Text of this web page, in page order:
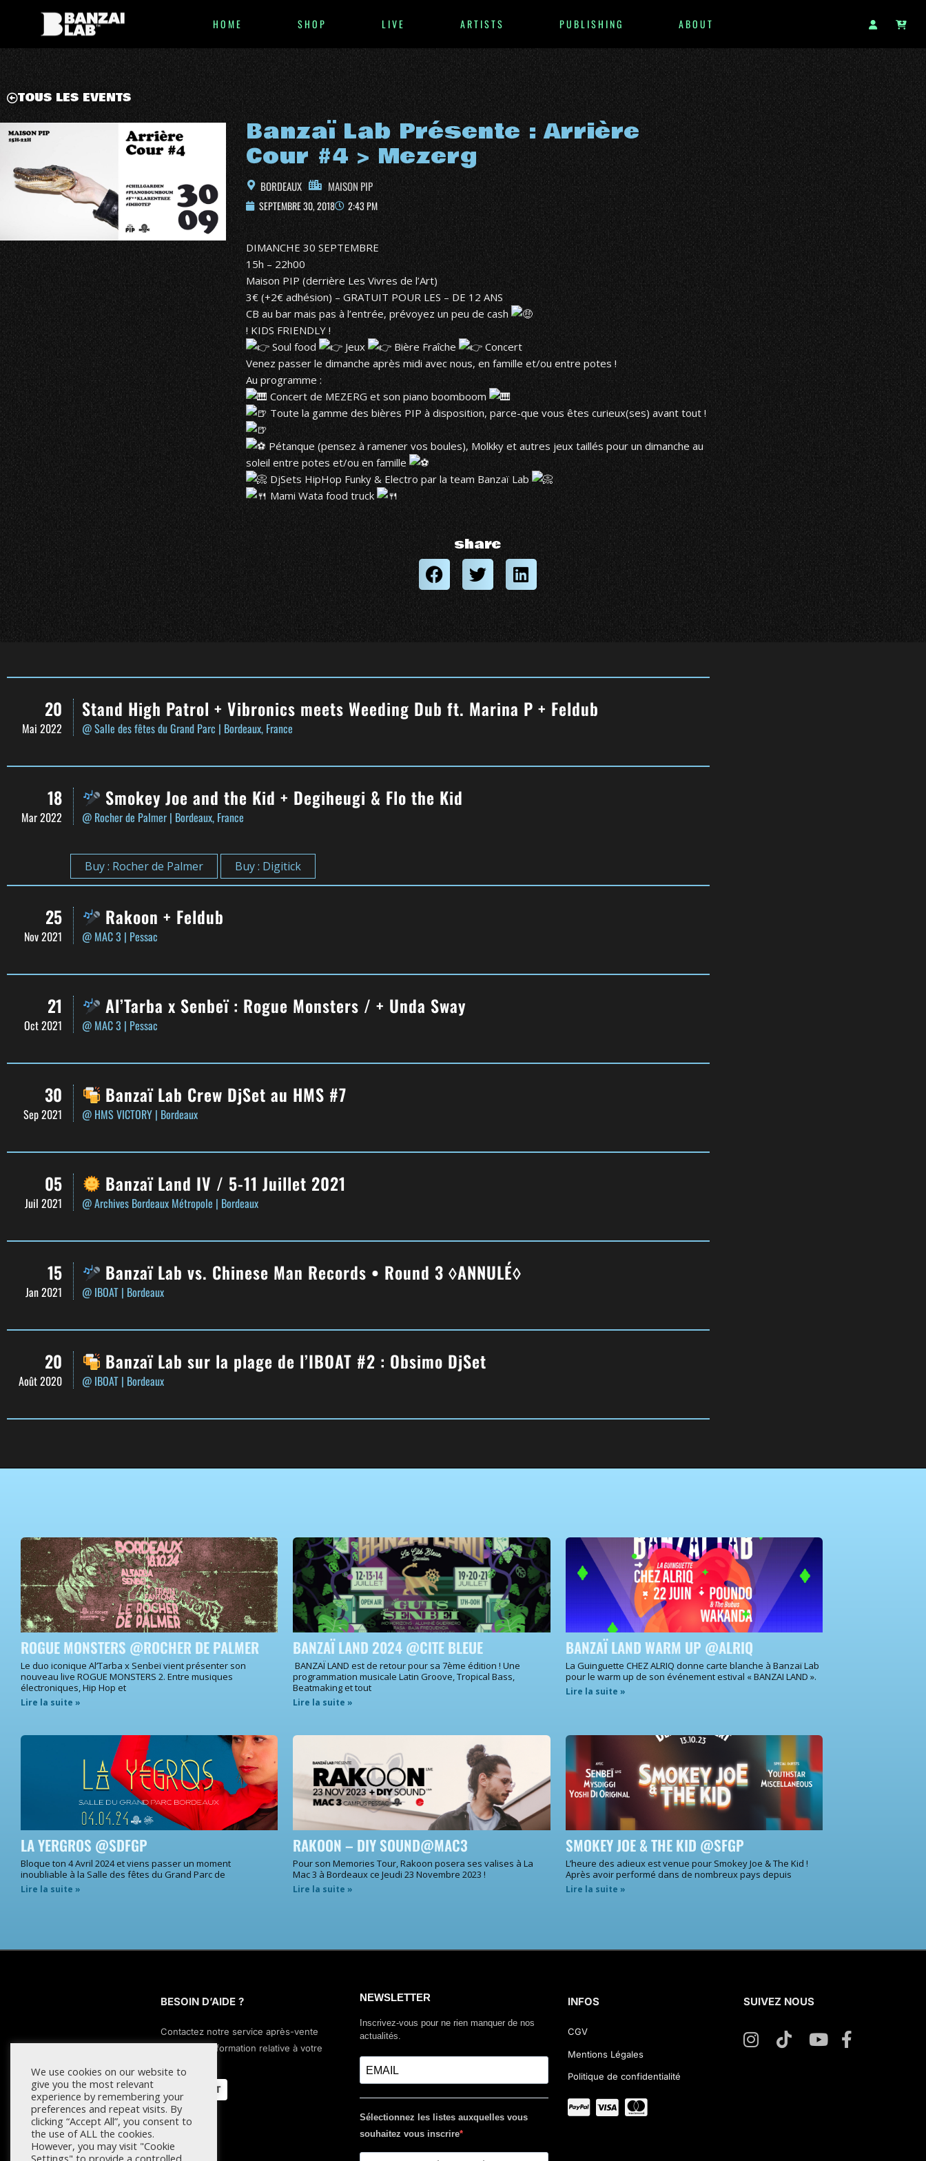
HOME SHOP LIVE ARTISTS PUBLISHING ABOUT
TOUS LES EVENTS
Banzaï Lab Présente : Arrière
Cour #4 > Mezerg
BORDEAUX MAISON PIP
SEPTEMBRE 30, 2018 2:43 PM
DIMANCHE 30 SEPTEMBRE
15h – 22h00
Maison PIP (derrière Les Vivres de l’Art)
3€ (+2€ adhésion) – GRATUIT POUR LES – DE 12 ANS
CB au bar mais pas à l’entrée, prévoyez un peu de cash
! KIDS FRIENDLY !
Soul food
Jeux Bière Fraîche
Concert
Venez passer le dimanche après midi avec nous, en famille et/ou entre potes !
Au programme :
Concert de MEZERG et son piano boomboom
Toute la gamme des bières PIP à disposition, parce-que vous êtes curieux(ses) avant tout !
Pétanque (pensez à ramener vos boules), Molkky et autres jeux taillés pour un dimanche au
soleil entre potes et/ou en famille
DjSets HipHop Funky & Electro par la team Banzaï Lab
Mami Wata food truck
share
20
Mai 2022
Stand High Patrol + Vibronics meets Weeding Dub ft. Marina P + Feldub
@ Salle des fêtes du Grand Parc | Bordeaux, France
18
Mar 2022
Smokey Joe and the Kid + Degiheugi & Flo the Kid
@ Rocher de Palmer | Bordeaux, France
Buy : Rocher de Palmer Buy : Digitick
25
Nov 2021
Rakoon + Feldub
@ MAC 3 | Pessac
21
Oct 2021
Al’Tarba x Senbeï : Rogue Monsters / + Unda Sway
@ MAC 3 | Pessac
30
Sep 2021
Banzaï Lab Crew DjSet au HMS #7
@ HMS VICTORY | Bordeaux
05
Juil 2021
Banzaï Land IV / 5-11 Juillet 2021
@ Archives Bordeaux Métropole | Bordeaux
15
Jan 2021
Banzaï Lab vs. Chinese Man Records • Round 3 ◊ANNULÉ◊
@ IBOAT | Bordeaux
20
Août 2020
Banzaï Lab sur la plage de l’IBOAT #2 : Obsimo DjSet
@ IBOAT | Bordeaux
ROGUE MONSTERS @ROCHER DE PALMER
Le duo iconique Al’Tarba x Senbeï vient présenter son
nouveau live ROGUE MONSTERS 2. Entre musiques
électroniques, Hip Hop et
Lire la suite »
BANZAÏ LAND 2024 @CITE BLEUE
BANZAÏ LAND est de retour pour sa 7ème édition ! Une
programmation musicale Latin Groove, Tropical Bass,
Beatmaking et tout
Lire la suite »
BANZAÏ LAND WARM UP @ALRIQ
La Guinguette CHEZ ALRIQ donne carte blanche à Banzaï Lab
pour le warm up de son événement estival « BANZAI LAND ».
Lire la suite »
LA YERGROS @SDFGP
Bloque ton 4 Avril 2024 et viens passer un moment
inoubliable à la Salle des fêtes du Grand Parc de
Lire la suite »
RAKOON – DIY SOUND@MAC3
Pour son Memories Tour, Rakoon posera ses valises à La
Mac 3 à Bordeaux ce Jeudi 23 Novembre 2023 !
Lire la suite »
SMOKEY JOE & THE KID @SFGP
L’heure des adieux est venue pour Smokey Joe & The Kid !
Après avoir performé dans de nombreux pays depuis
Lire la suite »
BESOIN D’AIDE ?
Contactez notre service après-vente
pour toute information relative à votre
CONTACT
NEWSLETTER
Inscrivez-vous pour ne rien manquer de nos
actualités.
Sélectionnez les listes auxquelles vous
souhaitez vous inscrire
INFOS
CGV
Mentions Légales
Politique de confidentialité
SUIVEZ NOUS
We use cookies on our website to
give you the most relevant
experience by remembering your
preferences and repeat visits. By
clicking “Accept All”, you consent to
the use of ALL the cookies.
However, you may visit "Cookie
Settings" to provide a controlled